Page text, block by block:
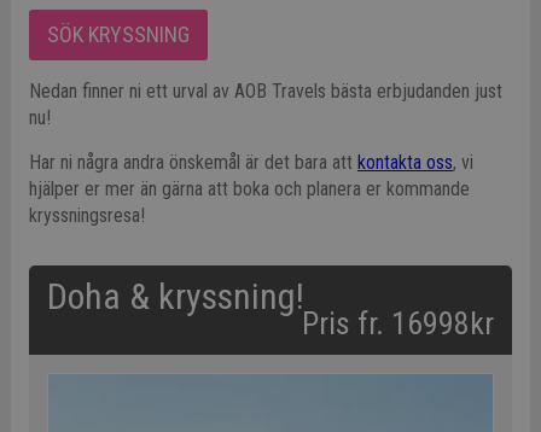
SÖK KRYSSNING
Nedan finner ni ett urval av AOB Travels bästa erbjudanden just
nu!
Har ni några andra önskemål är det bara att kontakta oss, vi
hjälper er mer än gärna att boka och planera er kommande
kryssningsresa!
Doha & kryssning!
Pris fr. 16998kr